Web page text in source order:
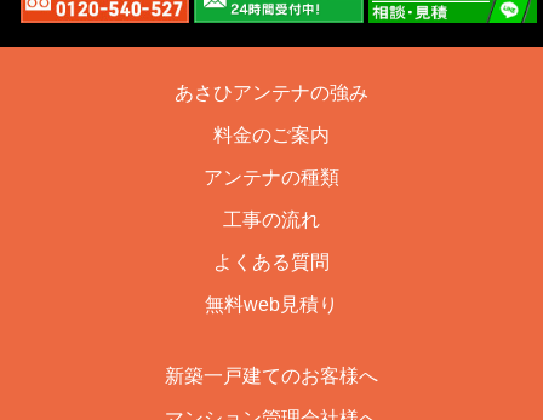
あさひアンテナの強み
料金のご案内
アンテナの種類
工事の流れ
よくある質問
無料web見積り
新築一戸建てのお客様へ